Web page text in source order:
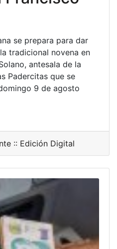
se prepara para dar
tradicional novena en
antesala de la
Padercitas que se
9 de agosto
:: Edición Digital